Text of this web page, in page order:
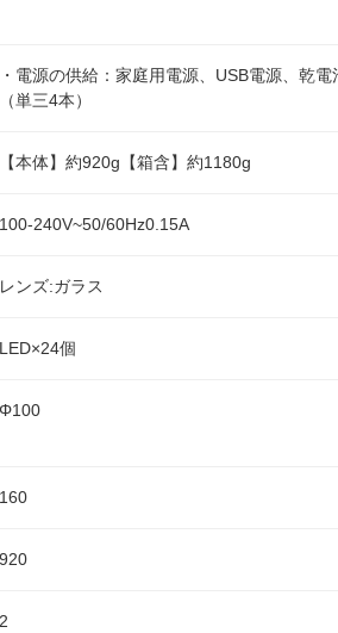
・電源の供給：家庭用電源、USB電源、乾電
（単三4本）
【本体】約920g【箱含】約1180g
100-240V~50/60Hz0.15A
レンズ:ガラス
LED×24個
Φ100
160
920
2